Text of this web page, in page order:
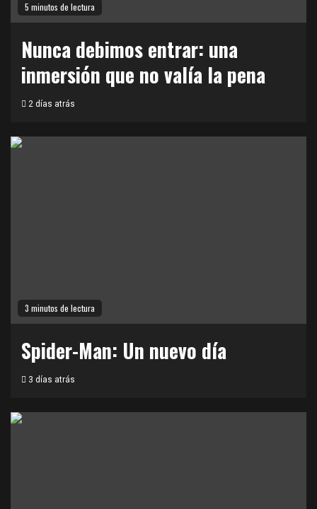
5 minutos de lectura
Nunca debimos entrar: una
inmersión que no valía la pena
2 días atrás
3 minutos de lectura
Spider-Man: Un nuevo día
3 días atrás